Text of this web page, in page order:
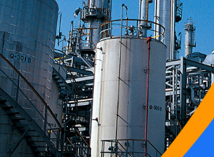
司
介
绍
公